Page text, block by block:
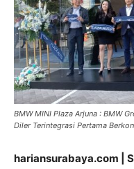
BMW MINI Plaza Arjuna : BMW
Diler Terintegrasi Pertama
hariansurabaya.com |